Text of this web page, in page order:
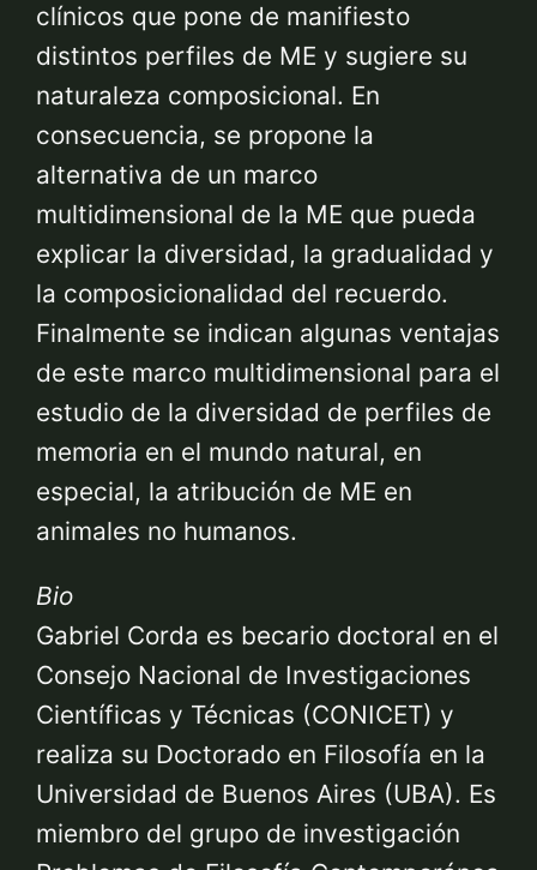
clínicos que pone de manifiesto
distintos perfiles de ME y sugiere su
naturaleza composicional. En
consecuencia, se propone la
alternativa de un marco
multidimensional de la ME que pueda
explicar la diversidad, la gradualidad y
la composicionalidad del recuerdo.
Finalmente se indican algunas ventajas
de este marco multidimensional para el
estudio de la diversidad de perfiles de
memoria en el mundo natural, en
especial, la atribución de ME en
animales no humanos.
Bio
Gabriel Corda es becario doctoral en el
Consejo Nacional de Investigaciones
Científicas y Técnicas (CONICET) y
realiza su Doctorado en Filosofía en la
Universidad de Buenos Aires (UBA). Es
miembro del grupo de investigación